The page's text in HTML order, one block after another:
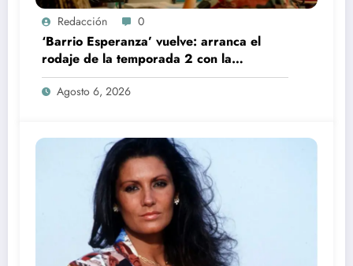
Redacción 0
‘Barrio Esperanza’ vuelve: arranca el
rodaje de la temporada 2 con la
incorporación de María Castro
Agosto 6, 2026